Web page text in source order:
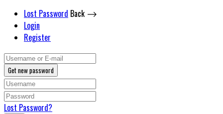
Lost Password Back ⟶
Login
Register
Get new password
Lost Password?